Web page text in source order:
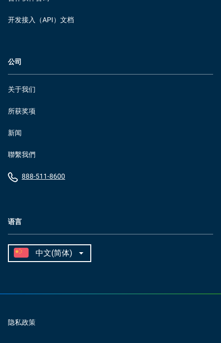
语言
开发接入（API）文档
公司
关于我们
所获奖项
新闻
聯繫我們
888-511-8600
隐私政策